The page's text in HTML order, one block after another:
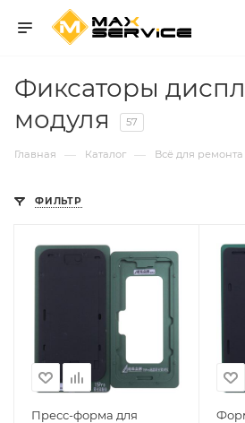
Фиксаторы
модуля
57
Главная — Каталог — Всё для ремонта
ФИЛЬТР
Пресс-форма для